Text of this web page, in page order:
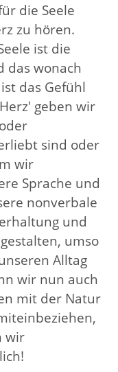
die Seele
zu hören.
ist die
das wonach
das Gefühl
geben wir
sind oder
wir
Sprache und
nonverbale
und
umso
Alltag
wir nun auch
mit der Natur
wir